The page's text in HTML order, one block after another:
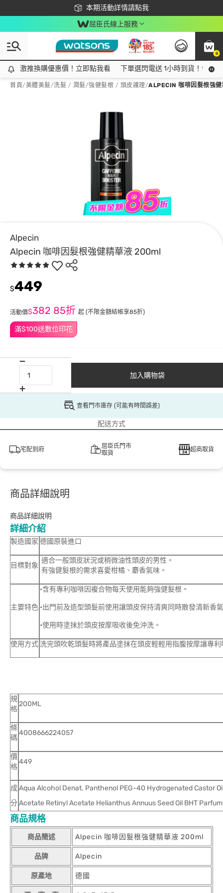
本期活動詳情請點我
下載app最高回饋$350
屈臣氏線上服務
0
激推換購優惠價！立即點我看
激推換購優惠價！立即點我看 下單選閃電送 1小時到貨！領神
首頁/美體美髮/洗髮 / 潤髮/強健髮根 / 頭皮護理/ALPECIN 咖啡因髮根強
Alpecin
Alpecin 咖啡因髮根強健精華液 200ml
滿$100送數位印花
$449
活動價$382 85折 起 (不限金額結帳享85折)
加入購物袋
查看門市庫存 (可能有時間誤差)
配送方式
宅配到府
屈臣氏門市
取貨
超商取貨
商品詳細說明
商品詳細說明
詳細介紹
製造國家 德國原裝進口
目標對象
適合一般頭皮狀況或稍微油性頭皮的男性。
有強健髮根的需求喜愛柑橘、麝香氣味。
主要特色
•含有專利咖啡因複合物每天使用能夠強健髮根。
•出門前及造型頭髮前使用讓頭皮保持清爽同時散發清新香
•使用時塗抹於頭皮按摩吸收後免沖洗。
使用方式 洗完頭吹乾頭髮時將產品塗抹在頭皮輕輕用指腹按摩讓專
規
格
200ML
條
碼
4008666224057
價
格
449
成
分
Aqua Alcohol Denat. Panthenol PEG-40 Hydrogenated Castor
Acetate Retinyl Acetate Helianthus Annuus Seed Oil BHT
商品規格
商品簡述 Alpecin 咖啡因髮根強健精華液 200ml
品牌 Alpecin
原產地 德國